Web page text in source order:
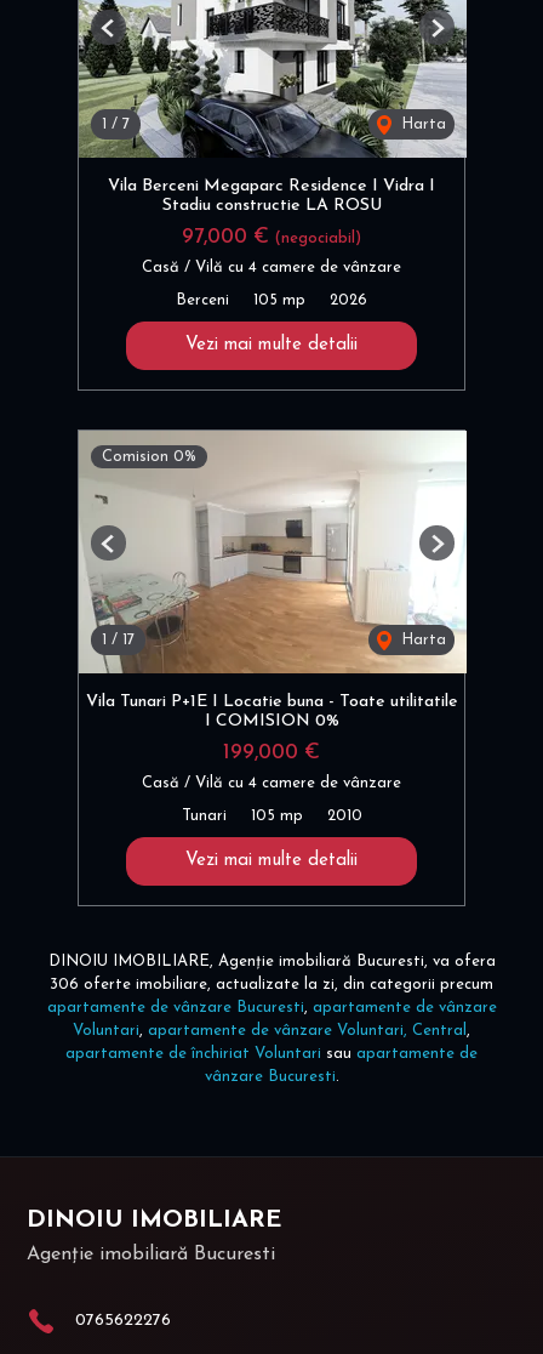
/ 7 Harta
Previous Next
Vila Berceni Megaparc Residence I Vidra I
Stadiu constructie LA ROSU
97,000 € (negociabil)
Casă / Vilă cu 4 camere de vânzare
Berceni 105 mp 2026
Vezi mai multe detalii
Comision 0%
1 / 17 Harta
Previous Next
Vila Tunari P+1E I Locatie buna - Toate utilitatile
I COMISION 0%
199,000 €
Casă / Vilă cu 4 camere de vânzare
Tunari 105 mp 2010
Vezi mai multe detalii
DINOIU IMOBILIARE, Agenție imobiliară Bucuresti, va ofera
306 oferte imobiliare, actualizate la zi, din categorii precum
apartamente de vânzare Bucuresti, apartamente de vânzare
Voluntari, apartamente de vânzare Voluntari, Central ,
apartamente de închiriat Voluntari sau apartamente de
vânzare Bucuresti.
DINOIU IMOBILIARE
Agenție imobiliară Bucuresti
0765622276